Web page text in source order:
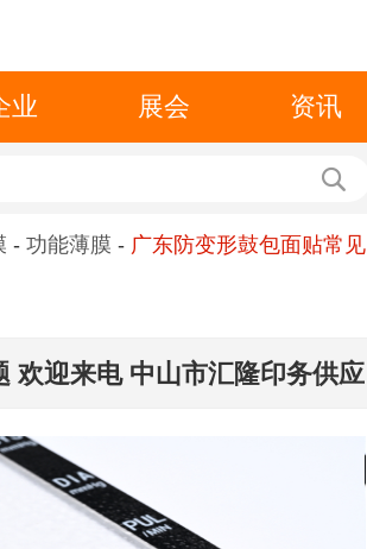
业 展会 资讯
- 功能薄膜 - 广东防变形鼓包面贴常见
欢迎来电 中山市汇隆印务供应